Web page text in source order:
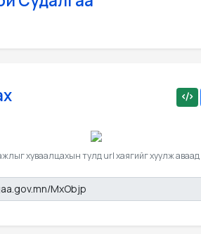
хуваалцахын тулд url хаягийг хуулж аваад